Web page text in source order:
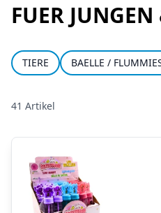
FUER
TIERE BAELLE /
41 Artikel
Produkte